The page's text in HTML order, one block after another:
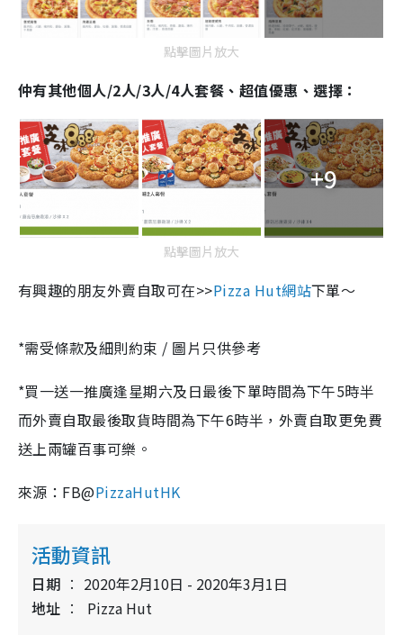
點擊圖片放大
仲有其他個人/2人/3人/4人套餐、超值優惠、選擇：
+9
點擊圖片放大
有興趣的朋友外賣自取可在>>Pizza Hut網站下單～
*需受條款及細則約束 / 圖片只供參考
*買一送一推廣逢星期六及日最後下單時間為下午5時半
而外賣自取最後取貨時間為下午6時半，外賣自取更免費
送上兩罐百事可樂。
來源：FB@PizzaHutHK
活動資訊
日期
2020年2月10日 - 2020年3月1日
地址
Pizza Hut